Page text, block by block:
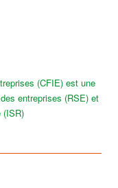
(CFIE) est une
entreprises (RSE) et
(ISR)